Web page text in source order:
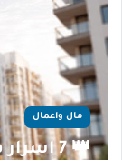
مال واعمال
👑 7